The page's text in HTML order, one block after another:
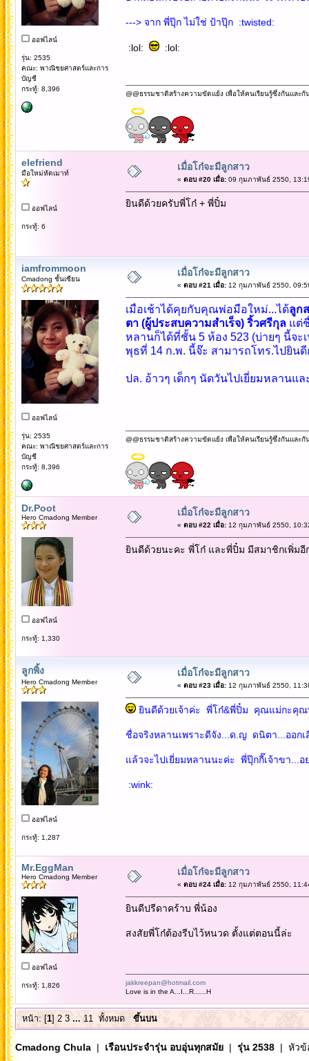
ออฟไลน์
รุ่น: 2535
คณะ: พาณิชยศาสตร์และการ
บัญชี
กระทู้: 8,396
---> จาก พี่ปุ๊ก ไม่ใช่ ป้าปุ๊ก :twisted:
:lol: :lol:
@@ธรรมชาติสร้างความขัดแย้ง เพื่อให้คนเรียนรู้ซึ่งกันและกั
elefriend
มือใหม่หัดเมาท์
ออฟไลน์
กระทู้: 6
เมื่อโก๋จะมีลูกสาว
« ตอบ #20 เมื่อ:09 กุมภาพันธ์ 2550,
ยินดีด้วยครับพี่โก๋ + พี่ปิ๋ม
iamfrommoon
Cmadong ชั้นเซียน
ออฟไลน์
รุ่น: 2535
คณะ: พาณิชยศาสตร์และการ
บัญชี
กระทู้: 8,396
เมื่อโก๋จะมีลูกสาว
« ตอบ #21 เมื่อ:12 กุมภาพันธ์ 2550,
เมื่อเช้าได้คุยกับคุณพ่อมือใหม่...ได้ลูก
ตา (ผู้ประสบความสำเร็จ) ริ้วศรีกุลแต่ชื่
หลานก็ได้ที่ชั้น 5 ห้อง 523 (บ่ายๆ นี้จ
พุธที่ 14 ก.พ. นี้จ๊ะ สามารถโทร.ไปยิ
ปล. อ้าวๆ เด็กๆ นัดวันไปเยี่ยมหลาน
@@ธรรมชาติสร้างความขัดแย้ง เพื่อให้คนเรียนรู้ซึ่งกันและกั
Dr.Poot
Hero Cmadong Member
ออฟไลน์
กระทู้: 1,330
เมื่อโก๋จะมีลูกสาว
« ตอบ #22 เมื่อ:12 กุมภาพันธ์ 2550,
ยินดีด้วยนะคะ พี่โก๋ และพี่ปิ๋ม มีสมาชิกเพิ่ม
ลูกพิ้ง
Hero Cmadong Member
ออฟไลน์
กระทู้: 1,287
เมื่อโก๋จะมีลูกสาว
« ตอบ #23 เมื่อ:12 กุมภาพันธ์ 2550,
ยินดีด้วยเจ้าค่ะ พี่โก๋&พี่ปิ๋ม คุณแม่กะคุณ
ชื่อจริงหลานเพราะดีจัง...ด.ญ ดนิตา...ออกเ
แล้วจะไปเยี่ยมหลานนะค่ะ พี่ปุ๊กกี๊เจ้าขา...อ
:wink:
Mr.EggMan
Hero Cmadong Member
ออฟไลน์
กระทู้: 1,826
เมื่อโก๋จะมีลูกสาว
« ตอบ #24 เมื่อ:12 กุมภาพันธ์ 2550,
ยินดีปรีดาคร้าบ พี่น้อง
สงสัยพี่โก๋ต้องรีบไว้หนวด ตั้งแต่ตอนนี้ล่ะ
jakkreepan@hotmail.com
Love is in the A...I...R......H
หน้า: [1]2 3 ...11 ทั้งหมด ขึ้นบน
Cmadong Chula| เรือนประจำรุ่น อบอุ่นทุกสมัย| รุ่น 2538| หัวข้